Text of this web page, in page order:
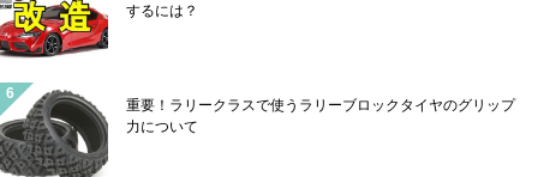
するには？
重要！ラリークラスで使うラリーブロックタイヤのグリップ
力について